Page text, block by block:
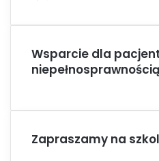
Wsparcie dla
niepełnosprawnością
Zapraszamy na